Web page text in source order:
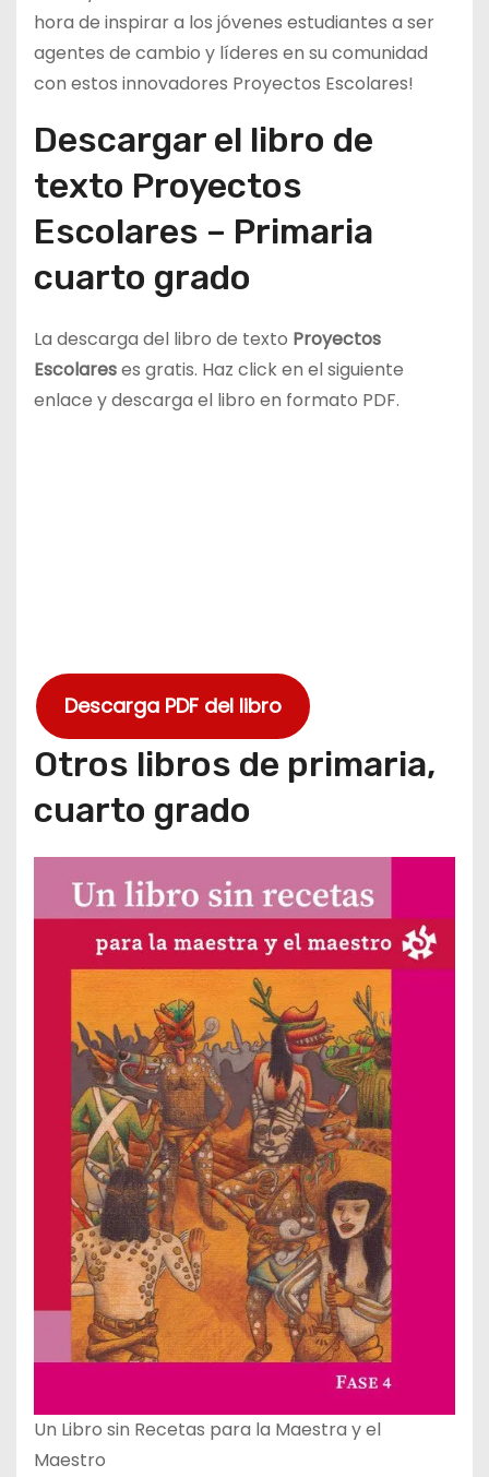
hora de inspirar a los jóvenes estudiantes a ser
agentes de cambio y líderes en su comunidad
con estos innovadores Proyectos Escolares!
Descargar el libro de
texto Proyectos
Escolares – Primaria
cuarto grado
La descarga del libro de texto Proyectos
Escolareses gratis. Haz click en el siguiente
enlace y descarga el libro en formato PDF.
Descarga PDF del libro
Otros libros de primaria,
cuarto grado
Un Libro sin Recetas para la Maestra y el
Maestro